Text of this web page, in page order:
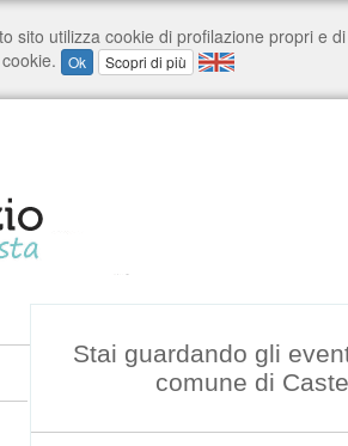
Stai guardando gli
comune di